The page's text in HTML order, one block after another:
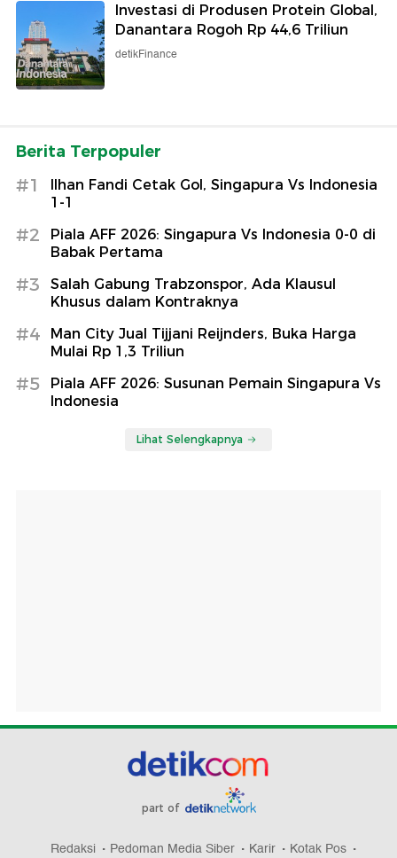
Investasi di Produsen Protein Global,
Danantara Rogoh Rp 44,6 Triliun
detikFinance
Berita Terpopuler
#1
Ilhan Fandi Cetak Gol, Singapura Vs Indonesia
1-1
#2
Piala AFF 2026: Singapura Vs Indonesia 0-0 di
Babak Pertama
#3
Salah Gabung Trabzonspor, Ada Klausul
Khusus dalam Kontraknya
#4
Man City Jual Tijjani Reijnders, Buka Harga
Mulai Rp 1,3 Triliun
#5
Piala AFF 2026: Susunan Pemain Singapura Vs
Indonesia
Lihat Selengkapnya
part of
Redaksi Pedoman Media Siber Karir Kotak Pos